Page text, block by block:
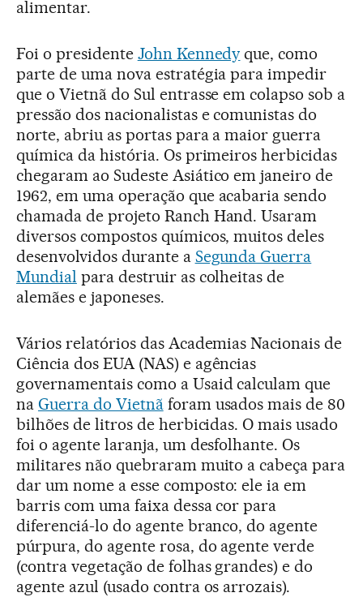
alimentar.
Foi o presidente John Kennedy que, como
parte de uma nova estratégia para impedir
que o Vietnã do Sul entrasse em colapso sob a
pressão dos nacionalistas e comunistas do
norte, abriu as portas para a maior guerra
química da história. Os primeiros herbicidas
chegaram ao Sudeste Asiático em janeiro de
1962, em uma operação que acabaria sendo
chamada de projeto Ranch Hand. Usaram
diversos compostos químicos, muitos deles
desenvolvidos durante a Segunda Guerra
Mundial para destruir as colheitas de
alemães e japoneses.
Vários relatórios das Academias Nacionais de
Ciência dos EUA (NAS) e agências
governamentais como a Usaid calculam que
na Guerra do Vietnãforam usados mais de 80
bilhões de litros de herbicidas. O mais usado
foi o agente laranja, um desfolhante. Os
militares não quebraram muito a cabeça para
dar um nome a esse composto: ele ia em
barris com uma faixa dessa cor para
diferenciá-lo do agente branco, do agente
púrpura, do agente rosa, do agente verde
(contra vegetação de folhas grandes) e do
agente azul (usado contra os arrozais).